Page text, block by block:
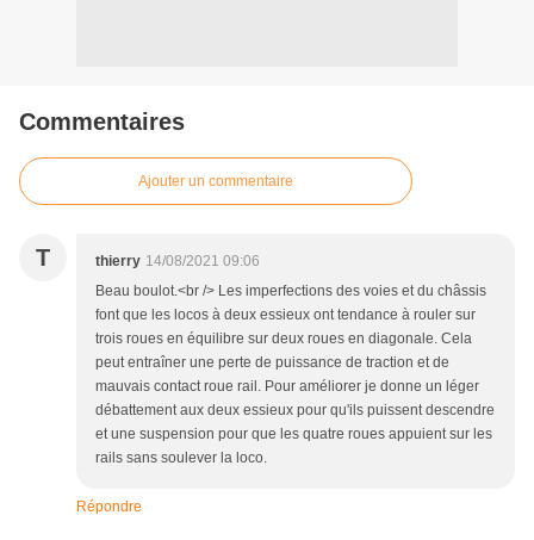
Commentaires
Ajouter un commentaire
T thierry 14/08/2021 09:06
Beau boulot.<br /> Les imperfections des voies et du châssis
font que les locos à deux essieux ont tendance à rouler sur
trois roues en équilibre sur deux roues en diagonale. Cela
peut entraîner une perte de puissance de traction et de
mauvais contact roue rail. Pour améliorer je donne un léger
débattement aux deux essieux pour qu'ils puissent descendre
et une suspension pour que les quatre roues appuient sur les
rails sans soulever la loco.
Répondre